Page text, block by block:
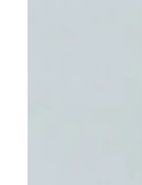
メタンガスを作